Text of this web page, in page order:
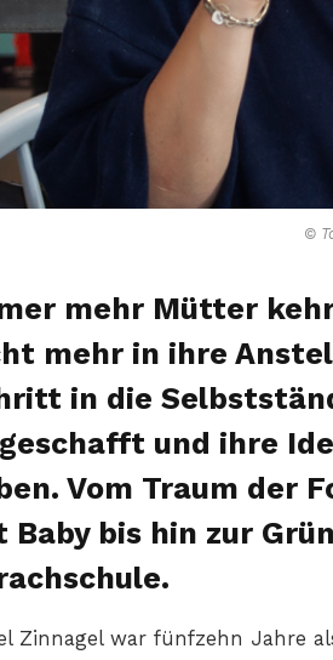
©
mehr Mütter
mehr in ihre
in die
und ihre
Vom Traum der
Baby bis hin zur
Zinnagel war fünfzehn Jahre